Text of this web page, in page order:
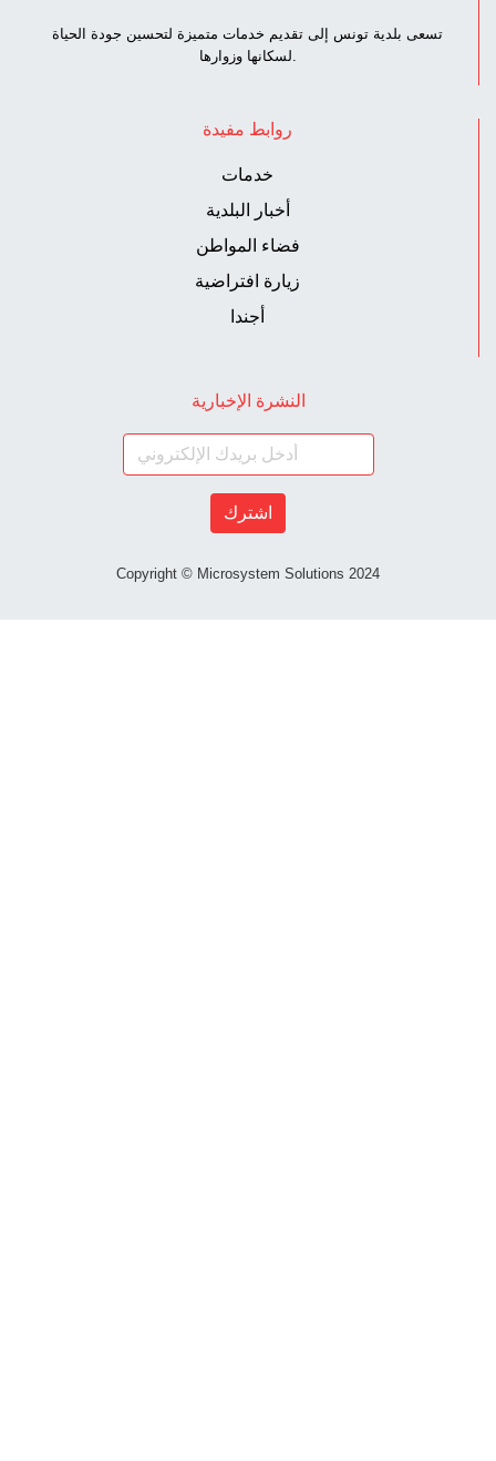
تسعى بلدية تونس إلى تقديم خدمات متميزة لتحسين جودة الحياة
لسكانها وزوارها.
روابط مفيدة
خدمات
أخبار البلدية
فضاء المواطن
زيارة افتراضية
أجندا
النشرة الإخبارية
اشترك
Copyright © Microsystem Solutions 2024